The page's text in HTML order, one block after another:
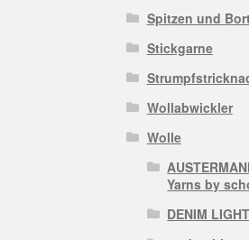
Spitzen und
Stickgarne
Wollabwickler
Wolle
Yarns by
DENIM LIGHT